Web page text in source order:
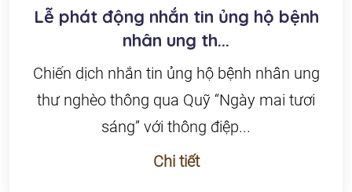
Lễ phát động nhắn tin ủng hộ bệnh
nhân ung th...
Chiến dịch nhắn tin ủng hộ bệnh nhân ung
thư nghèo thông qua Quỹ “Ngày mai tươi
sáng” với thông điệp...
Chi tiết